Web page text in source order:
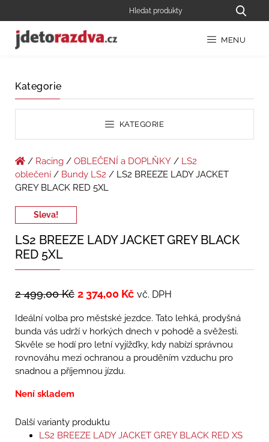
MENU
Kategorie
KATEGORIE
/ Racing / OBLEČENÍ a DOPLŇKY / LS2
oblečení / Bundy LS2 / LS2 BREEZE LADY JACKET
GREY BLACK RED 5XL
Sleva!
LS2 BREEZE LADY JACKET GREY BLACK
RED 5XL
2 499,00Kč 2 374,00 Kč vč. DPH
Ideální volba pro městské jezdce. Tato lehká, prodyšná
bunda vás udrží v horkých dnech v pohodě a svěžesti.
Skvěle se hodí pro letní vyjížďky, kdy nabízí správnou
rovnováhu mezi ochranou a prouděním vzduchu pro
snadnou a příjemnou jízdu.
Není skladem
Další varianty produktu
LS2 BREEZE LADY JACKET GREY BLACK RED XS